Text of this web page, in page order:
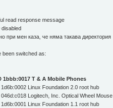
read response message
при мен каза, че няма такава директория
been switched as:
1bbb:0017 T & A Mobile Phones
Linux Foundation 2.0 root hub
Logitech, Inc. Optical Wheel Mouse
Linux Foundation 1.1 root hub